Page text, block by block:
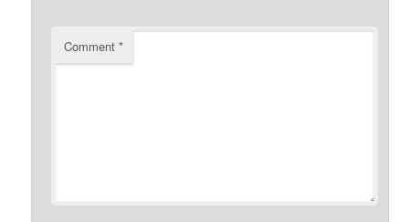
Comment*